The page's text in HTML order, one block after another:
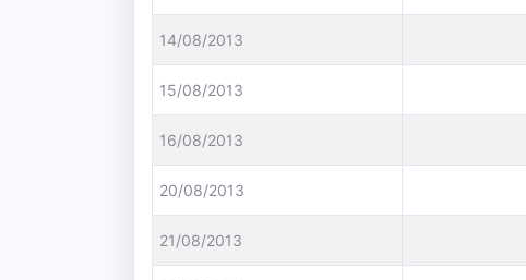
14/08/2013
15/08/2013
16/08/2013
20/08/2013
21/08/2013